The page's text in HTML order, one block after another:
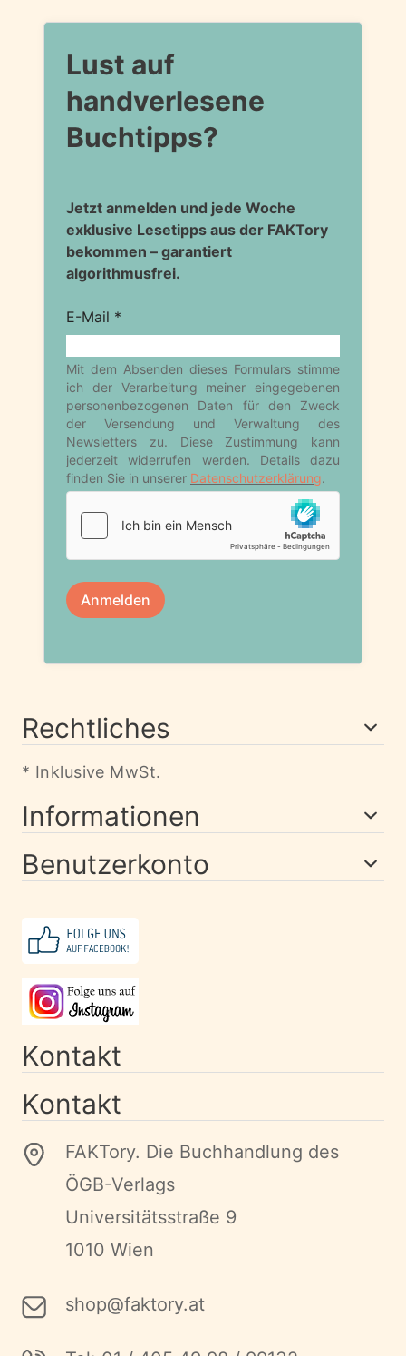
Lust auf
handverlesene
Buchtipps?
Rechtliches
* Inklusive MwSt.
Informationen
Benutzerkonto
Kontakt
Kontakt
FAKTory. Die Buchhandlung des
ÖGB-Verlags
Universitätsstraße 9
1010 Wien
shop@faktory.at